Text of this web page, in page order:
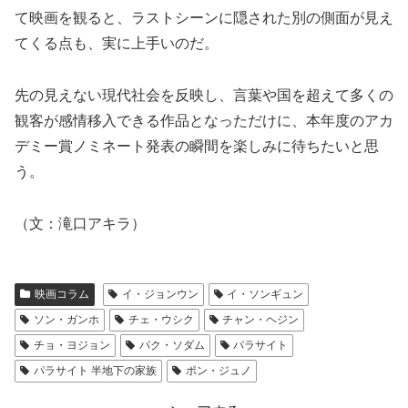
て映画を観ると、ラストシーンに隠された別の側面が見え
てくる点も、実に上手いのだ。
先の見えない現代社会を反映し、言葉や国を超えて多くの
観客が感情移入できる作品となっただけに、本年度のアカ
デミー賞ノミネート発表の瞬間を楽しみに待ちたいと思
う。
（文：滝口アキラ）
映画コラム イ・ジョンウン
イ・ソンギュン
ソン・ガンホ
チェ・ウシク
チャン・ヘジン
チョ・ヨジョン
パク・ソダム
パラサイト
パラサイト 半地下の家族
ポン・ジュノ